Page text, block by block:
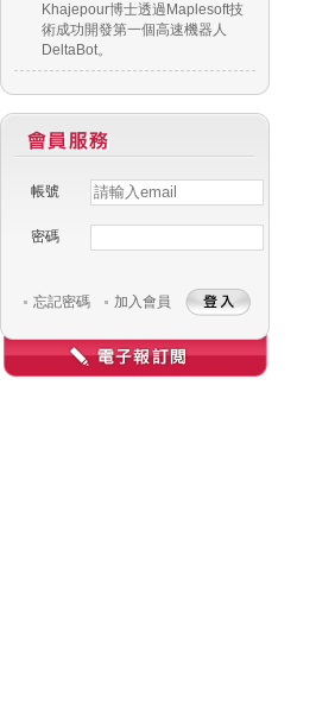
Khajepour博士透過Maplesoft技
術成功開發第一個高速機器人
DeltaBot。
帳號 Username
密碼
忘記密碼 加入會員